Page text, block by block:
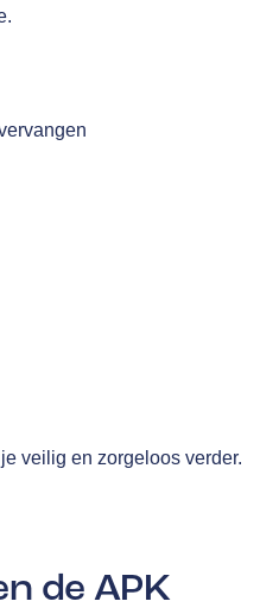
veilig en zorgeloos verder.
de APK